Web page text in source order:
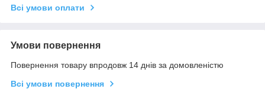
Всі умови оплати
Умови повернення
Повернення товару впродовж 14 днів за домовленістю
Всі умови повернення